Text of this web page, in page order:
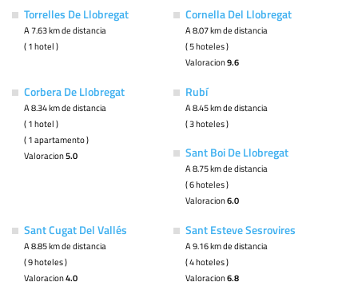
Torrelles De Llobregat
A 7.63 km de distancia
( 1 hotel )
Cornella Del Llobregat
A 8.07 km de distancia
( 5 hoteles )
Valoracion9.6
Corbera De Llobregat
A 8.34 km de distancia
( 1 hotel )
( 1 apartamento )
Valoracion5.0
Rubí
A 8.45 km de distancia
( 3 hoteles )
Sant Boi De Llobregat
A 8.75 km de distancia
( 6 hoteles )
Valoracion6.0
Sant Cugat Del Vallés
A 8.85 km de distancia
( 9 hoteles )
Valoracion4.0
Sant Esteve Sesrovires
A 9.16 km de distancia
( 4 hoteles )
Valoracion6.8